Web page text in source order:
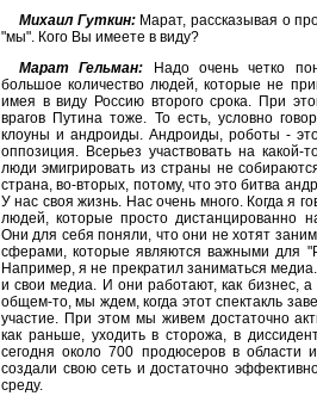
Михаил Гуткин:Марат, рассказывая о
"мы". Кого Вы имеете в виду?
Марат Гельман: Надо очень четко
большое количество людей, которые не
имея в виду Россию второго срока. При
врагов Путина тоже. То есть, условно
клоуны и андроиды. Андроиды, роботы -
оппозиция. Всерьез участвовать на
люди эмигрировать из страны не
страна, во-вторых, потому, что это битва
У нас своя жизнь. Нас очень много. Когда я
людей, которые просто дистанцированно
Они для себя поняли, что они не хотят
сферами, которые являются важными для
Например, я не прекратил заниматься
и свои медиа. И они работают, как бизнес, а
общем-то, мы ждем, когда этот спектакль
участие. При этом мы живем достаточно
как раньше, уходить в сторожа, в
сегодня около 700 продюсеров в области
создали свою сеть и достаточно
среду.